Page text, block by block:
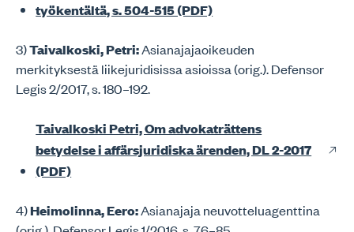
työkentältä, s. 504-515 (PDF)
3)Taivalkoski, Petri:Asianajajaoikeuden
merkityksestä liikejuridisissa asioissa (orig.). Defensor
Legis 2/2017, s. 180–192.
Taivalkoski Petri, Om advokaträttens
betydelse i affärsjuridiska ärenden, DL 2-2017
(PDF)
4)Heimolinna, Eero:Asianajaja neuvotteluagenttina